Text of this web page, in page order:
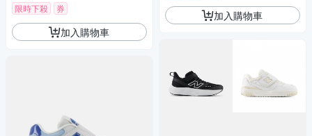
限時下殺 券
加入購物車
加入購物車